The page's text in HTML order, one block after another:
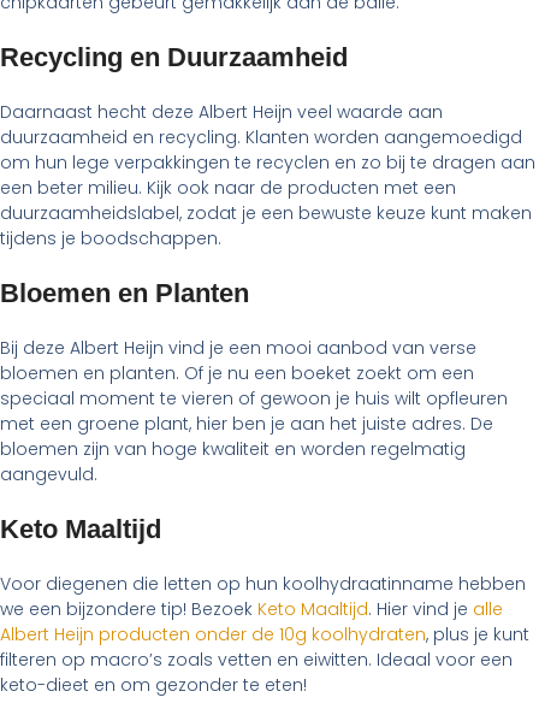
Recycling en Duurzaamheid
Daarnaast hecht deze Albert Heijn veel waarde aan
duurzaamheid en recycling. Klanten worden aangemoedigd
om hun lege verpakkingen te recyclen en zo bij te dragen aan
een beter milieu. Kijk ook naar de producten met een
duurzaamheidslabel, zodat je een bewuste keuze kunt maken
tijdens je boodschappen.
Bloemen en Planten
Bij deze Albert Heijn vind je een mooi aanbod van verse
bloemen en planten. Of je nu een boeket zoekt om een
speciaal moment te vieren of gewoon je huis wilt opfleuren
met een groene plant, hier ben je aan het juiste adres. De
bloemen zijn van hoge kwaliteit en worden regelmatig
aangevuld.
Keto Maaltijd
Voor diegenen die letten op hun koolhydraatinname hebben
we een bijzondere tip! Bezoek Keto Maaltijd. Hier vind je alle
Albert Heijn producten onder de 10g koolhydraten, plus je kunt
filteren op macro’s zoals vetten en eiwitten. Ideaal voor een
keto-dieet en om gezonder te eten!